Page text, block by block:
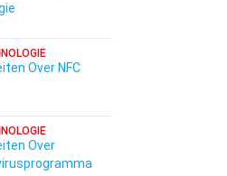
Over NFC
Over